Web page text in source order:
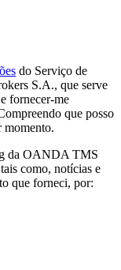
do Serviço de
S.A., que serve
fornecer-me
que posso
momento.
da OANDA TMS
como, notícias e
que forneci, por: